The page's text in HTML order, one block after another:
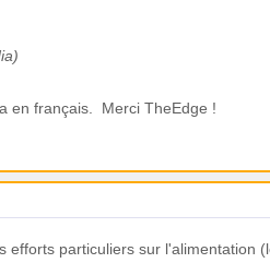
en français. Merci TheEdge !
particuliers sur l'alimentation